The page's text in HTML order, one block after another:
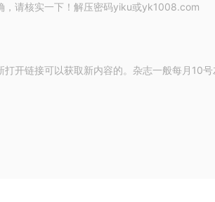
，请核实一下！解压密码yiku或yk1008.com
开链接可以获取新内容的。杂志一般每月10号